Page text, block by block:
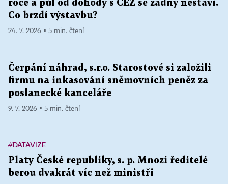
roce a půl od dohody s ČEZ se žádný nestaví.
Co brzdí výstavbu?
24. 7. 2026 ▪ 5 min. čtení
Čerpání náhrad, s.r.o. Starostové si založili
firmu na inkasování sněmovních peněz za
poslanecké kanceláře
9. 7. 2026 ▪ 5 min. čtení
#DATAVIZE
Platy České republiky, s. p. Mnozí ředitelé
berou dvakrát víc než ministři